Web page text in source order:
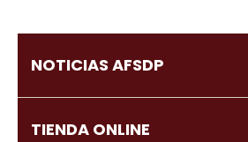
NOTICIAS AFSDP
TIENDA ONLINE